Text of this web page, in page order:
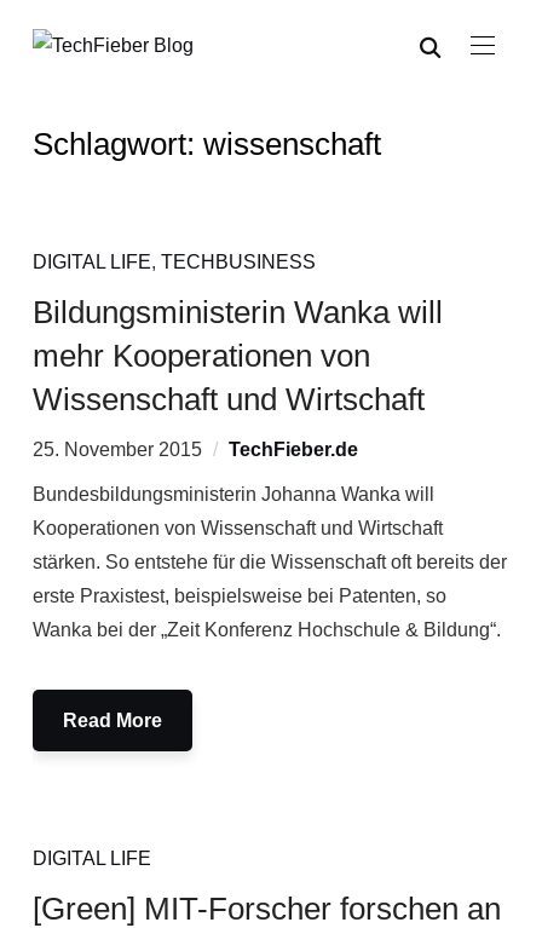
Schlagwort: wissenschaft
DIGITAL LIFE, TECHBUSINESS
Bildungsministerin Wanka will
mehr Kooperationen von
Wissenschaft und Wirtschaft
25. November 2015 TechFieber.de
Bundesbildungsministerin Johanna Wanka will
Kooperationen von Wissenschaft und Wirtschaft
stärken. So entstehe für die Wissenschaft oft bereits der
erste Praxistest, beispielsweise bei Patenten, so
Wanka bei der „Zeit Konferenz Hochschule & Bildung“.
Read More
DIGITAL LIFE
[Green] MIT-Forscher forschen an